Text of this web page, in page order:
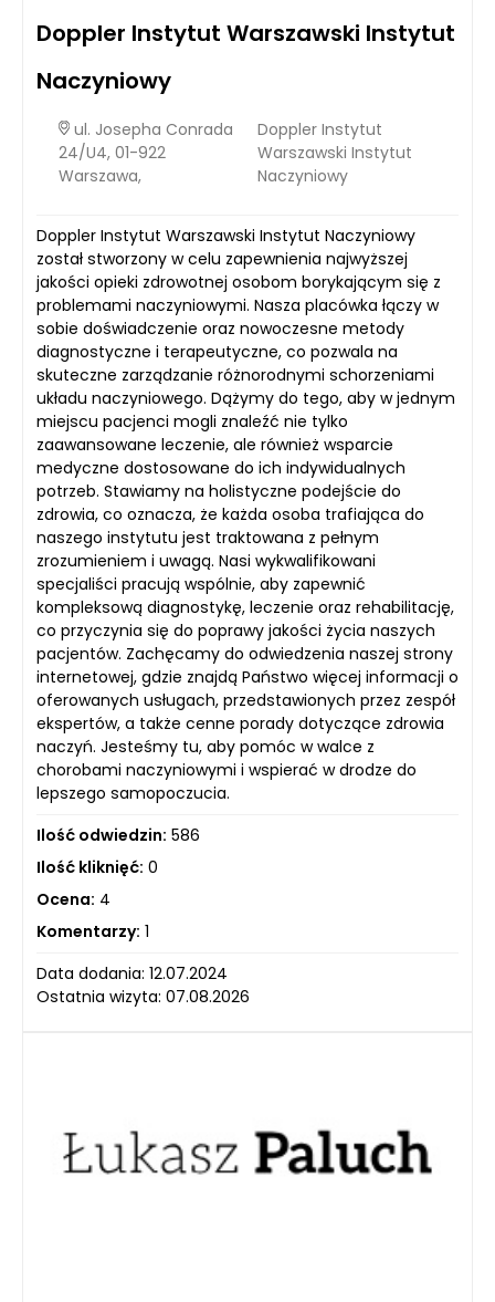
Doppler Instytut Warszawski Instytut
Naczyniowy
ul. Josepha Conrada
24/U4, 01-922
Warszawa,
Doppler Instytut
Warszawski Instytut
Naczyniowy
Doppler Instytut Warszawski Instytut Naczyniowy
został stworzony w celu zapewnienia najwyższej
jakości opieki zdrowotnej osobom borykającym się z
problemami naczyniowymi. Nasza placówka łączy w
sobie doświadczenie oraz nowoczesne metody
diagnostyczne i terapeutyczne, co pozwala na
skuteczne zarządzanie różnorodnymi schorzeniami
układu naczyniowego. Dążymy do tego, aby w jednym
miejscu pacjenci mogli znaleźć nie tylko
zaawansowane leczenie, ale również wsparcie
medyczne dostosowane do ich indywidualnych
potrzeb. Stawiamy na holistyczne podejście do
zdrowia, co oznacza, że każda osoba trafiająca do
naszego instytutu jest traktowana z pełnym
zrozumieniem i uwagą. Nasi wykwalifikowani
specjaliści pracują wspólnie, aby zapewnić
kompleksową diagnostykę, leczenie oraz rehabilitację,
co przyczynia się do poprawy jakości życia naszych
pacjentów. Zachęcamy do odwiedzenia naszej strony
internetowej, gdzie znajdą Państwo więcej informacji o
oferowanych usługach, przedstawionych przez zespół
ekspertów, a także cenne porady dotyczące zdrowia
naczyń. Jesteśmy tu, aby pomóc w walce z
chorobami naczyniowymi i wspierać w drodze do
lepszego samopoczucia.
Ilość odwiedzin: 586
Ilość kliknięć: 0
Ocena: 4
Komentarzy: 1
Data dodania: 12.07.2024
Ostatnia wizyta: 07.08.2026